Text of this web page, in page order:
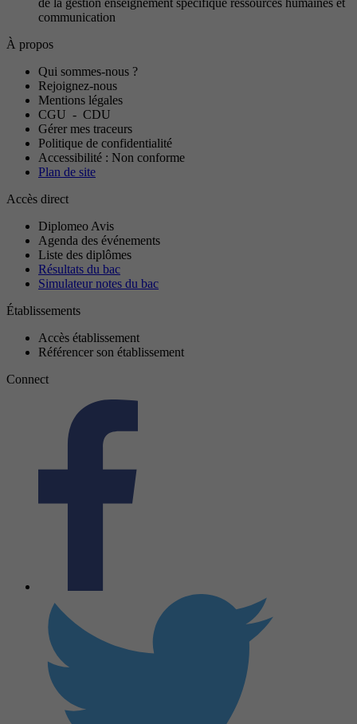
de la gestion enseignement spécifique ressources humaines et
communication
À propos
Qui sommes-nous ?
Rejoignez-nous
Mentions légales
CGU - CDU
Gérer mes traceurs
Politique de confidentialité
Accessibilité : Non conforme
Plan de site
Accès direct
Diplomeo Avis
Agenda des événements
Liste des diplômes
Résultats du bac
Simulateur notes du bac
Établissements
Accès établissement
Référencer son établissement
Connect